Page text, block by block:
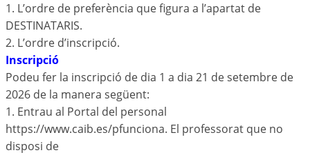
1. L’ordre de preferència que figura a l’apartat de
DESTINATARIS.
2. L’ordre d’inscripció.
Inscripció
Podeu fer la inscripció de dia 1 a dia 21 de setembre de
2026 de la manera següent:
1. Entrau al Portal del personal
https://www.caib.es/pfunciona. El professorat que no
disposi de